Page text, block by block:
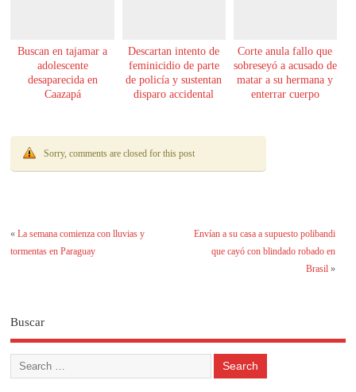
Buscan en tajamar a
adolescente
desaparecida en
Caazapá
Descartan intento de
feminicidio de parte
de policía y sustentan
disparo accidental
Corte anula fallo que
sobreseyó a acusado de
matar a su hermana y
enterrar cuerpo
Sorry, comments are closed for this post
«La semana comienza con lluvias y
tormentas en Paraguay
Envían a su casa a supuesto polibandi
que cayó con blindado robado en
Brasil»
Buscar